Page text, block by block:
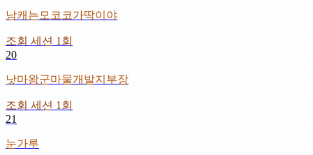
남캐는모코코가딱이야
조회 세션 1 회
20
낫마왕군마물개발지부장
조회 세션 1 회
21
눈가루